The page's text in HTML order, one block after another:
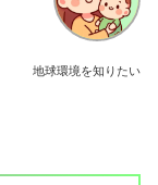
地球環境を知りたい